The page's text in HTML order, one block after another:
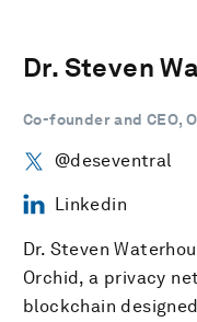
Dr. Steven
Co-founder and CEO,
@deseventral
Linkedin
Dr. Steven
Orchid, a privacy
blockchain